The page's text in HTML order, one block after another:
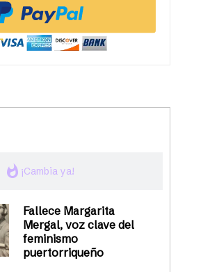
whatshot ¡Cambia ya!
Fallece Margarita
Mergal, voz clave del
feminismo
puertorriqueño